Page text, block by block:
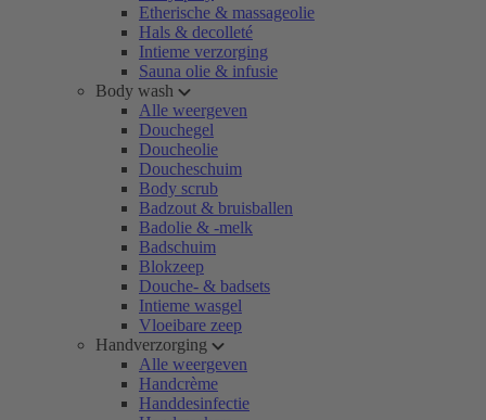
Etherische & massageolie
Hals & decolleté
Intieme verzorging
Sauna olie & infusie
Body wash
Alle weergeven
Douchegel
Doucheolie
Doucheschuim
Body scrub
Badzout & bruisballen
Badolie & -melk
Badschuim
Blokzeep
Douche- & badsets
Intieme wasgel
Vloeibare zeep
Handverzorging
Alle weergeven
Handcrème
Handdesinfectie